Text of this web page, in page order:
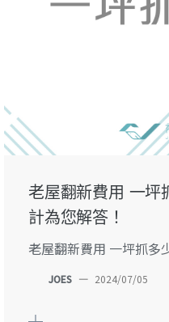
老屋翻新費用 一坪
計為您解答！
老屋翻新費用 一坪抓多
JOES — 2024/07/05